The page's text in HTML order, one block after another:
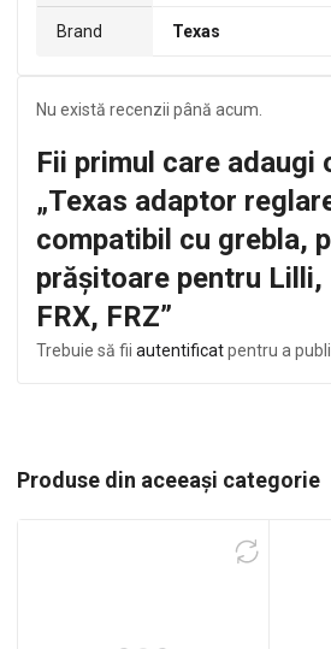
Brand Texas
Nu există recenzii până acum.
Fii primul care adaugi
„Texas adaptor
compatibil cu grebla,
prășitoare pentru Lilli,
FRX, FRZ”
Trebuie să fii autentificatpentru a
Produse din aceeași categorie